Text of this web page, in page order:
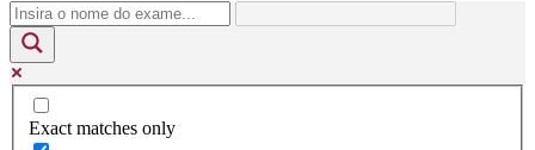
Exact matches only